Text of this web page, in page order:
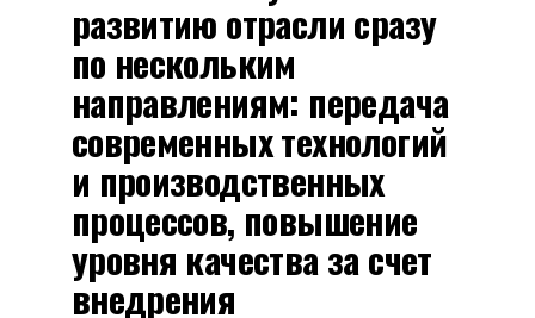
развитию отрасли сразу
по нескольким
направлениям: передача
современных технологий
и производственных
процессов, повышение
уровня качества за счет
внедрения